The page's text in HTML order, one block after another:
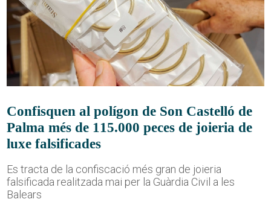
Confisquen al polígon de Son Castelló de
Palma més de 115.000 peces de joieria de
luxe falsificades
Es tracta de la confiscació més gran de joieria
falsificada realitzada mai per la Guàrdia Civil a les
Balears